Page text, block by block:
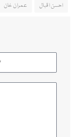
احسن اقبال عمران خان